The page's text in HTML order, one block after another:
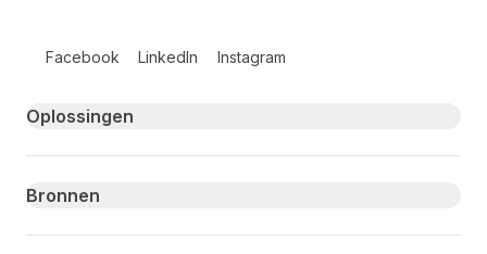
Facebook LinkedIn Instagram
Primary footer navigation
Oplossingen
Bronnen